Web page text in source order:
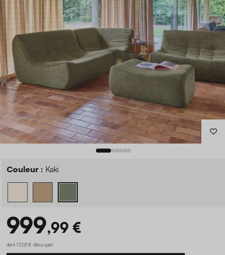
Couleur : Kaki
999,99 €
dont 17,03 € d'éco-part